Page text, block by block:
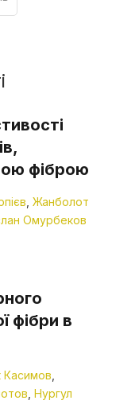
фіброю
Жанболот
Омурбеков
фібри в
Касимов
Нургул